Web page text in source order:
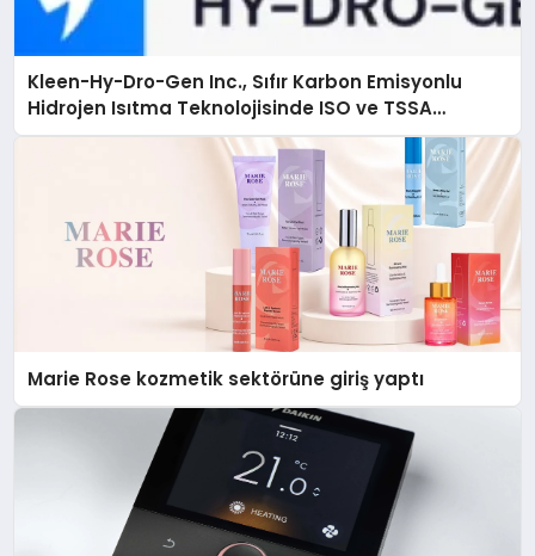
Kleen-Hy-Dro-Gen Inc., Sıfır Karbon Emisyonlu
Hidrojen Isıtma Teknolojisinde ISO ve TSSA
Düzenleyici Onaylarını Aldı
Marie Rose kozmetik sektörüne giriş yaptı